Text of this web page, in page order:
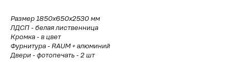
Размер 1850х650х2530 мм
ЛДСП - белая лиственница
Кромка - в цвет
Фурнитура - RAUM + алюминий
Двери - фотопечать - 2 шт